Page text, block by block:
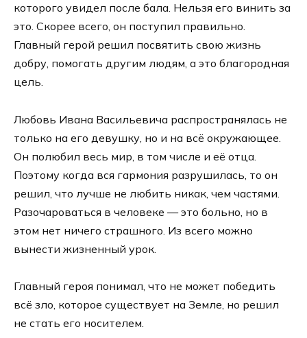
которого увидел после бала. Нельзя его винить за
это. Скорее всего, он поступил правильно.
Главный герой решил посвятить свою жизнь
добру, помогать другим людям, а это благородная
цель.
Любовь Ивана Васильевича распространялась не
только на его девушку, но и на всё окружающее.
Он полюбил весь мир, в том числе и её отца.
Поэтому когда вся гармония разрушилась, то он
решил, что лучше не любить никак, чем частями.
Разочароваться в человеке — это больно, но в
этом нет ничего страшного. Из всего можно
вынести жизненный урок.
Главный героя понимал, что не может победить
всё зло, которое существует на Земле, но решил
не стать его носителем.